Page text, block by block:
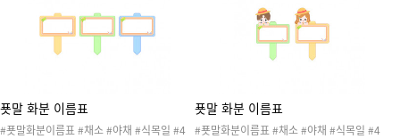
식목일행사 #봄도안 #봄활동 #식목일도안 #
식목일활동 #원예활동 #텃밭활동 #이름표 #
텃밭이름표 #식목일이름표 #화분이름표 #야
채이름표 #채소이름표 #가지 #감자 #강낭콩
물 #봄 #봄행사 #식목일행사 #봄도안 #봄활
동 #식목일도안 #식목일활동 #원예활동 #텃
밭활동 #이름표 #텃밭이름표 #식목일이름표
#화분이름표 #야채이름표 #채소이름표 #합
푯말 화분 이름표
#푯말화분이름표 #채소 #야채 #식목일 #4
푯말 화분 이름표
#푯말화분이름표 #채소 #야채 #식목일 #4